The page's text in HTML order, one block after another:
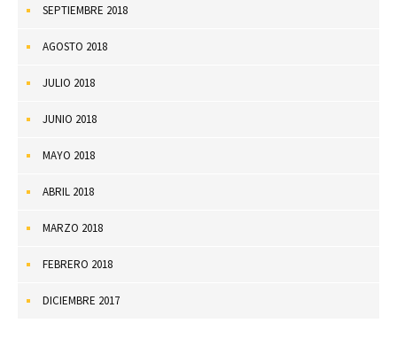
SEPTIEMBRE 2018
AGOSTO 2018
JULIO 2018
JUNIO 2018
MAYO 2018
ABRIL 2018
MARZO 2018
FEBRERO 2018
DICIEMBRE 2017